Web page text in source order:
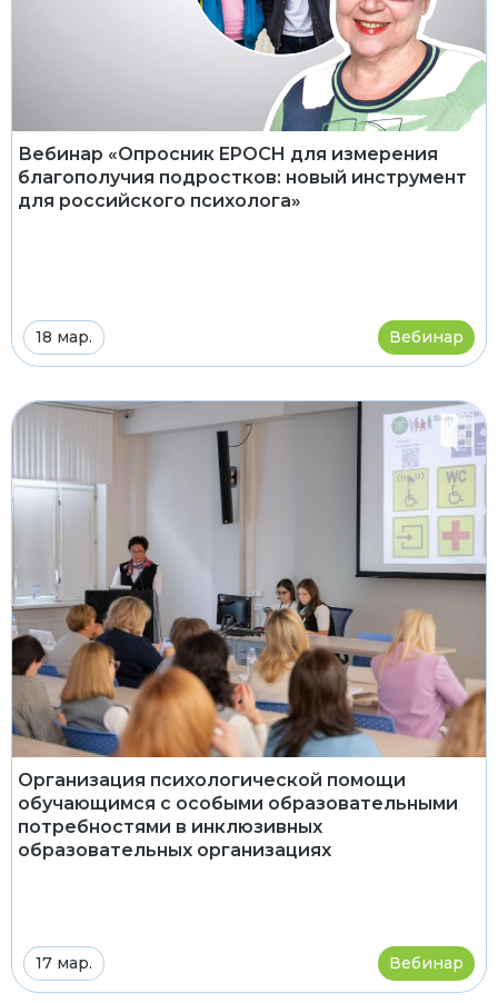
Вебинар «Опросник EPOCH для измерения
благополучия подростков: новый инструмент
для российского психолога»
18 мар. Вебинар
Организация психологической помощи
обучающимся с особыми образовательными
потребностями в инклюзивных
образовательных организациях
17 мар. Вебинар